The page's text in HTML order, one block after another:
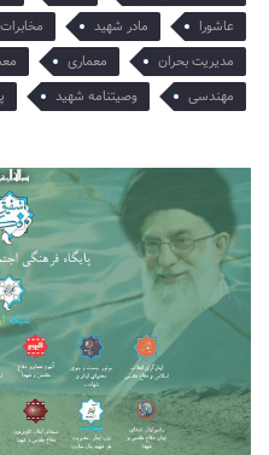
عاشورا
مادر شهید مخابرات
مدیریت بحران
معماری
مهندسی
وصیتنامه شهید